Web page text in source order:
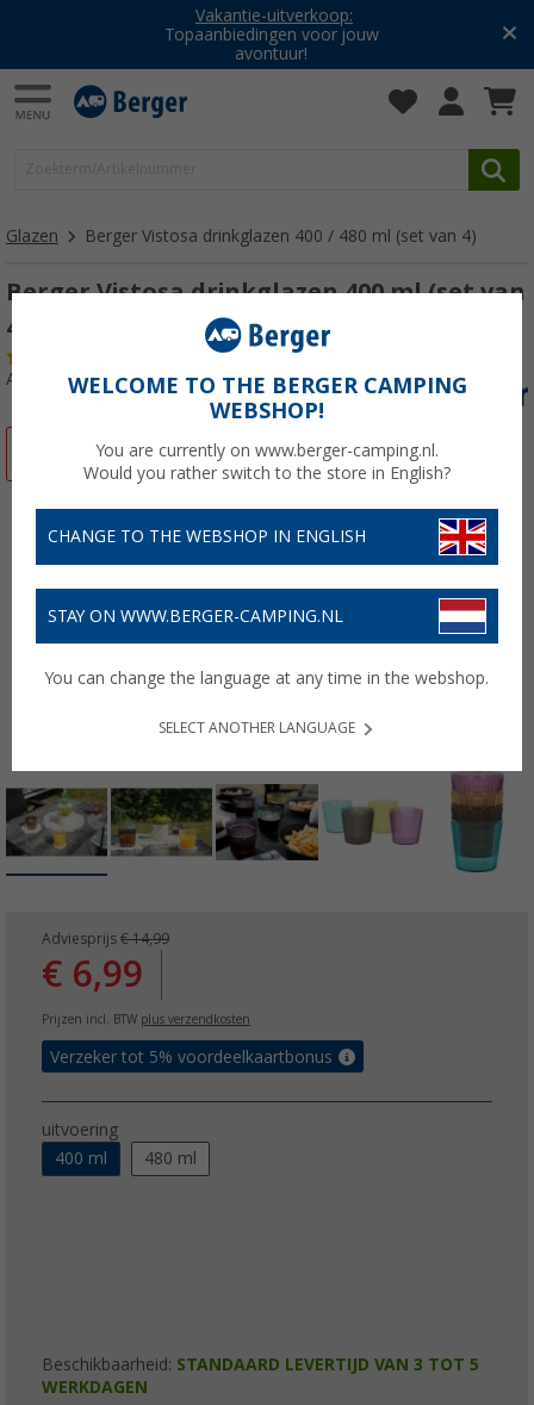
Vakantie-uitverkoop:
Topaanbiedingen voor jouw
avontuur!
Glazen Berger Vistosa drinkglazen 400 / 480 ml (set van 4)
Berger Vistosa drinkglazen 400 ml (set van
4)
Artikelnr: 465914
Adviesprijs € 14,99
€ 6,99
Prijzen incl. BTW plus verzendkosten
Verzeker tot 5% voordeelkaartbonus
uitvoering
400 ml
480 ml
Beschikbaarheid: STANDAARD LEVERTIJD VAN 3 TOT 5
WERKDAGEN
WELCOME TO THE BERGER CAMPING
WEBSHOP!
You are currently on www.berger-camping.nl.
Would you rather switch to the store in English?
CHANGE TO THE WEBSHOP IN ENGLISH
STAY ON WWW.BERGER-CAMPING.NL
You can change the language at any time in the webshop.
SELECT ANOTHER LANGUAGE